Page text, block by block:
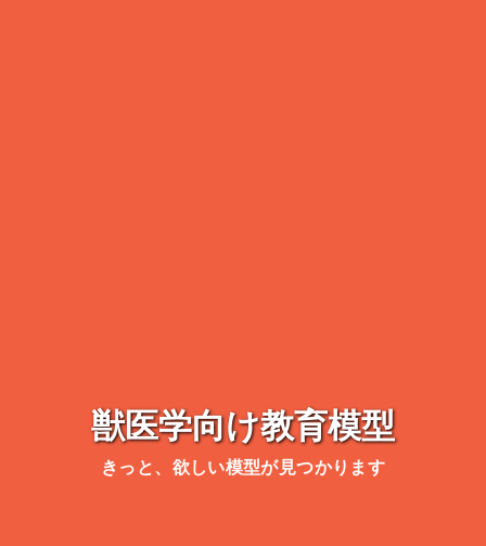
獣医学向け教育模型
きっと、欲しい模型が見つかります